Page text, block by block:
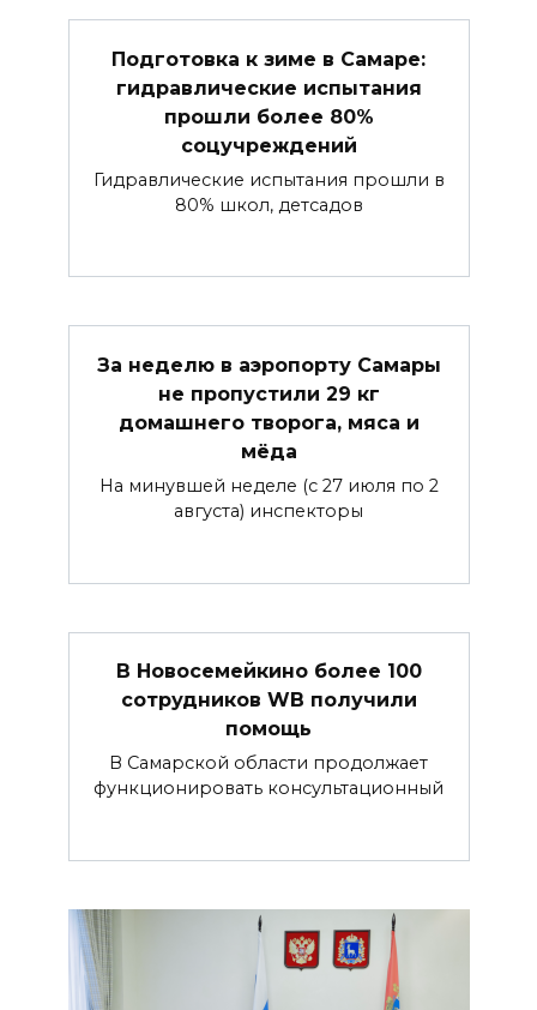
Подготовка к зиме в Самаре:
гидравлические испытания
прошли более 80%
соцучреждений
Гидравлические испытания прошли в
80% школ, детсадов
За неделю в аэропорту Самары
не пропустили 29 кг
домашнего творога, мяса и
мёда
На минувшей неделе (с 27 июля по 2
августа) инспекторы
В Новосемейкино более 100
сотрудников WB получили
помощь
В Самарской области продолжает
функционировать консультационный